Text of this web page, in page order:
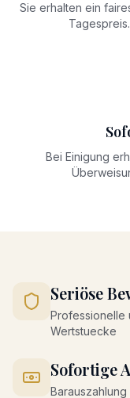
Sie erhalten ein
Bei Einigung
Seriöse
Professionelle
Wertstuecke
Sofortige